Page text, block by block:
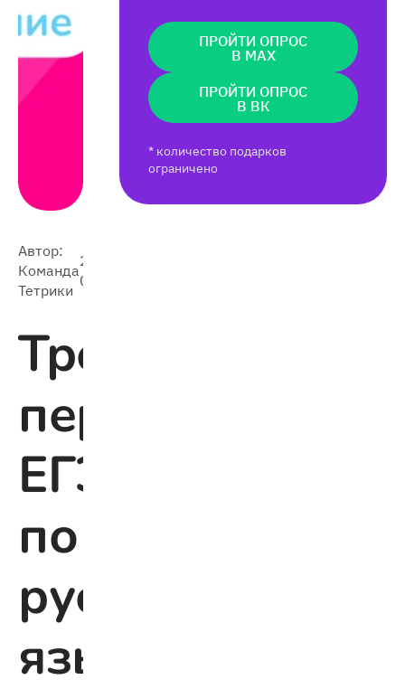
Автор:
Команда
Тетрики
2024-
08-19
Тренировка
перед
ЕГЭ
по
русскому
языку
ПРОЙТИ ОПРОС
В MAX
ПРОЙТИ ОПРОС
В ВК
* количество подарков
ограничено